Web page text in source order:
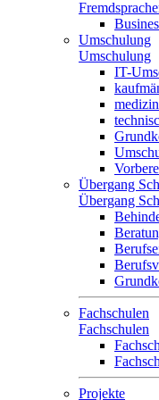
Umschulung
Umschulung
IT-
Übergang
Übergang
Fachschulen
Fachschulen
Projekte